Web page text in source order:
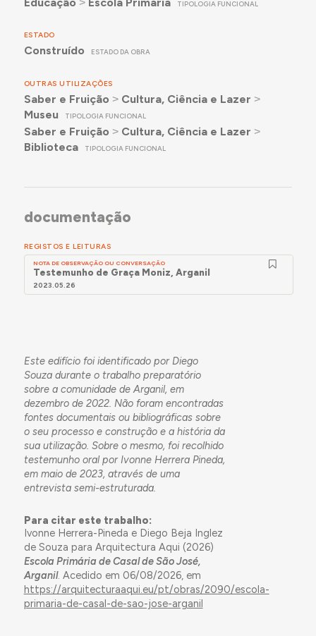
TIPOLOGIA FUNCIONAL
ESTADO
Construído ESTADO DA OBRA
OUTRAS UTILIZAÇÕES
Saber e Fruição ˃ Cultura, Ciência e Lazer ˃
Museu
TIPOLOGIA FUNCIONAL
Saber e Fruição ˃ Cultura, Ciência e Lazer ˃
Biblioteca
TIPOLOGIA FUNCIONAL
documentação
REGISTOS E LEITURAS
NOTA DE OBSERVAÇÃO OU CONVERSAÇÃO
Testemunho de Graça Moniz, Arganil
2023.05.26
Este edifício foi identificado por Diego
Souza durante o trabalho preparatório
sobre a comunidade de Arganil, em
dezembro de 2022. Não foram encontradas
fontes documentais ou bibliográficas sobre
o seu processo e construção e a história da
sua utilização. Sobre o mesmo, foi recolhido
testemunho oral por Ivonne Herrera Pineda,
em maio de 2023, através de uma
entrevista semi-estruturada.
Para citar este trabalho:
Ivonne Herrera-Pineda e Diego Beja Inglez
de Souza para Arquitectura Aqui (2026)
Escola Primária de Casal de São José,
Arganil. Acedido em 06/08/2026, em
https://arquitecturaaqui.eu/pt/obras/2090/escola-
primaria-de-casal-de-sao-jose-arganil